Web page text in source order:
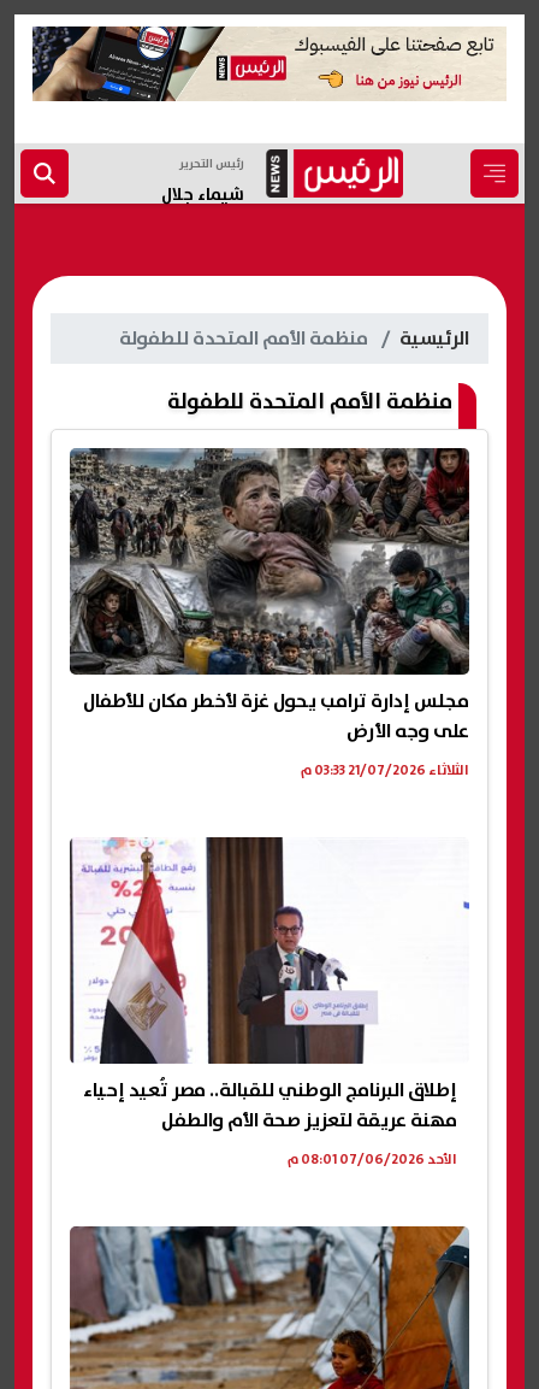
رئيس التحرير
شيماء جلال
الرئيسية منظمة الأمم المتحدة للطفولة
منظمة الأمم المتحدة للطفولة
مجلس إدارة ترامب يحول غزة لأخطر مكان للأطفال
على وجه الأرض
الثلاثاء 21/07/2026 03:33 م
إطلاق البرنامج الوطني للقبالة.. مصر تُعيد إحياء
مهنة عريقة لتعزيز صحة الأم والطفل
الأحد 07/06/2026 08:01 م